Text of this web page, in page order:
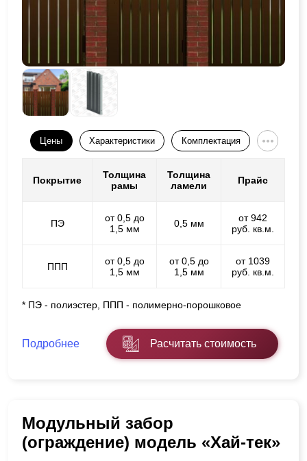
Цены Характеристики Комплектация
Покрытие
Толщина
рамы
Толщина
ламели
Прайс
ПЭ
от 0,5 до
1,5 мм
0,5 мм
от 942
руб. кв.м.
ППП
от 0,5 до
1,5 мм
от 0,5 до
1,5 мм
от 1039
руб. кв.м.
* ПЭ - полиэстер, ППП - полимерно-порошковое
Подробнее Расчитать стоимость
Модульный забор
(ограждение) модель «Хай-тек»